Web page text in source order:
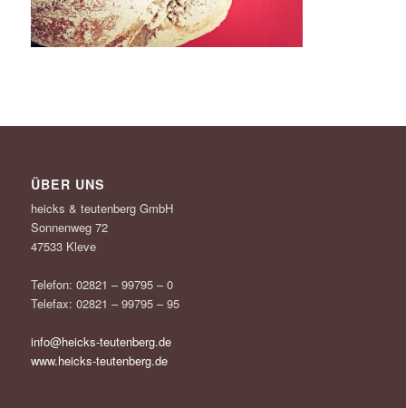
ÜBER UNS
heicks & teutenberg GmbH
Sonnenweg 72
47533 Kleve
Telefon: 02821 – 99795 – 0
Telefax: 02821 – 99795 – 95
info@heicks-teutenberg.de
www.heicks-teutenberg.de